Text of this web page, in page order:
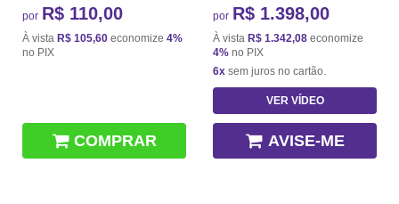
por R$ 110,00
À vista R$ 105,60 economize 4%
no PIX
COMPRAR
por R$ 1.398,00
À vista R$ 1.342,08 economize
4% no PIX
6x sem juros no cartão.
VER VÍDEO
AVISE-ME